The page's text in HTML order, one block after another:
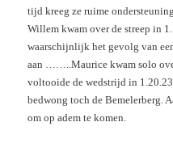
tijd kreeg ze ruime
Willem kwam over de streep in
waarschijnlijk het gevolg van
aan ……..Maurice kwam solo
voltooide de wedstrijd in
bedwong toch de Bemelerberg.
om op adem te komen.